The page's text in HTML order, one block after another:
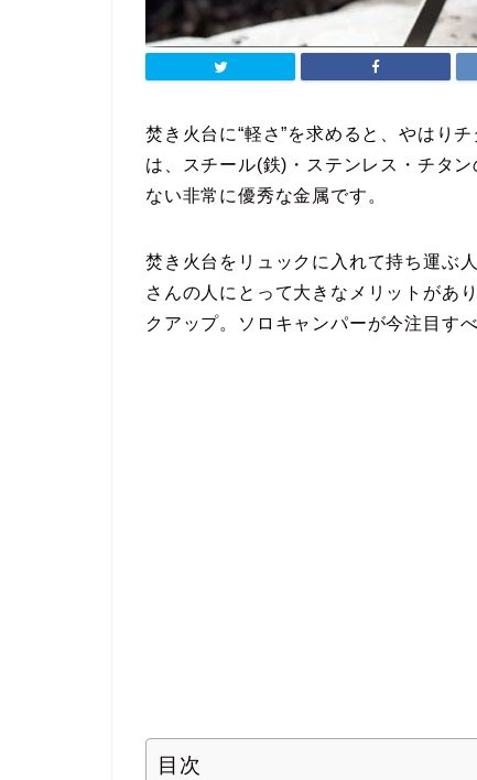
焚き火台に“軽さ”を求めると、やはり
は、スチール(鉄)・ステンレス・チタ
ない非常に優秀な金属です。
焚き火台をリュックに入れて持ち運ぶ
さんの人にとって大きなメリットがあ
クアップ。ソロキャンパーが今注目す
目次